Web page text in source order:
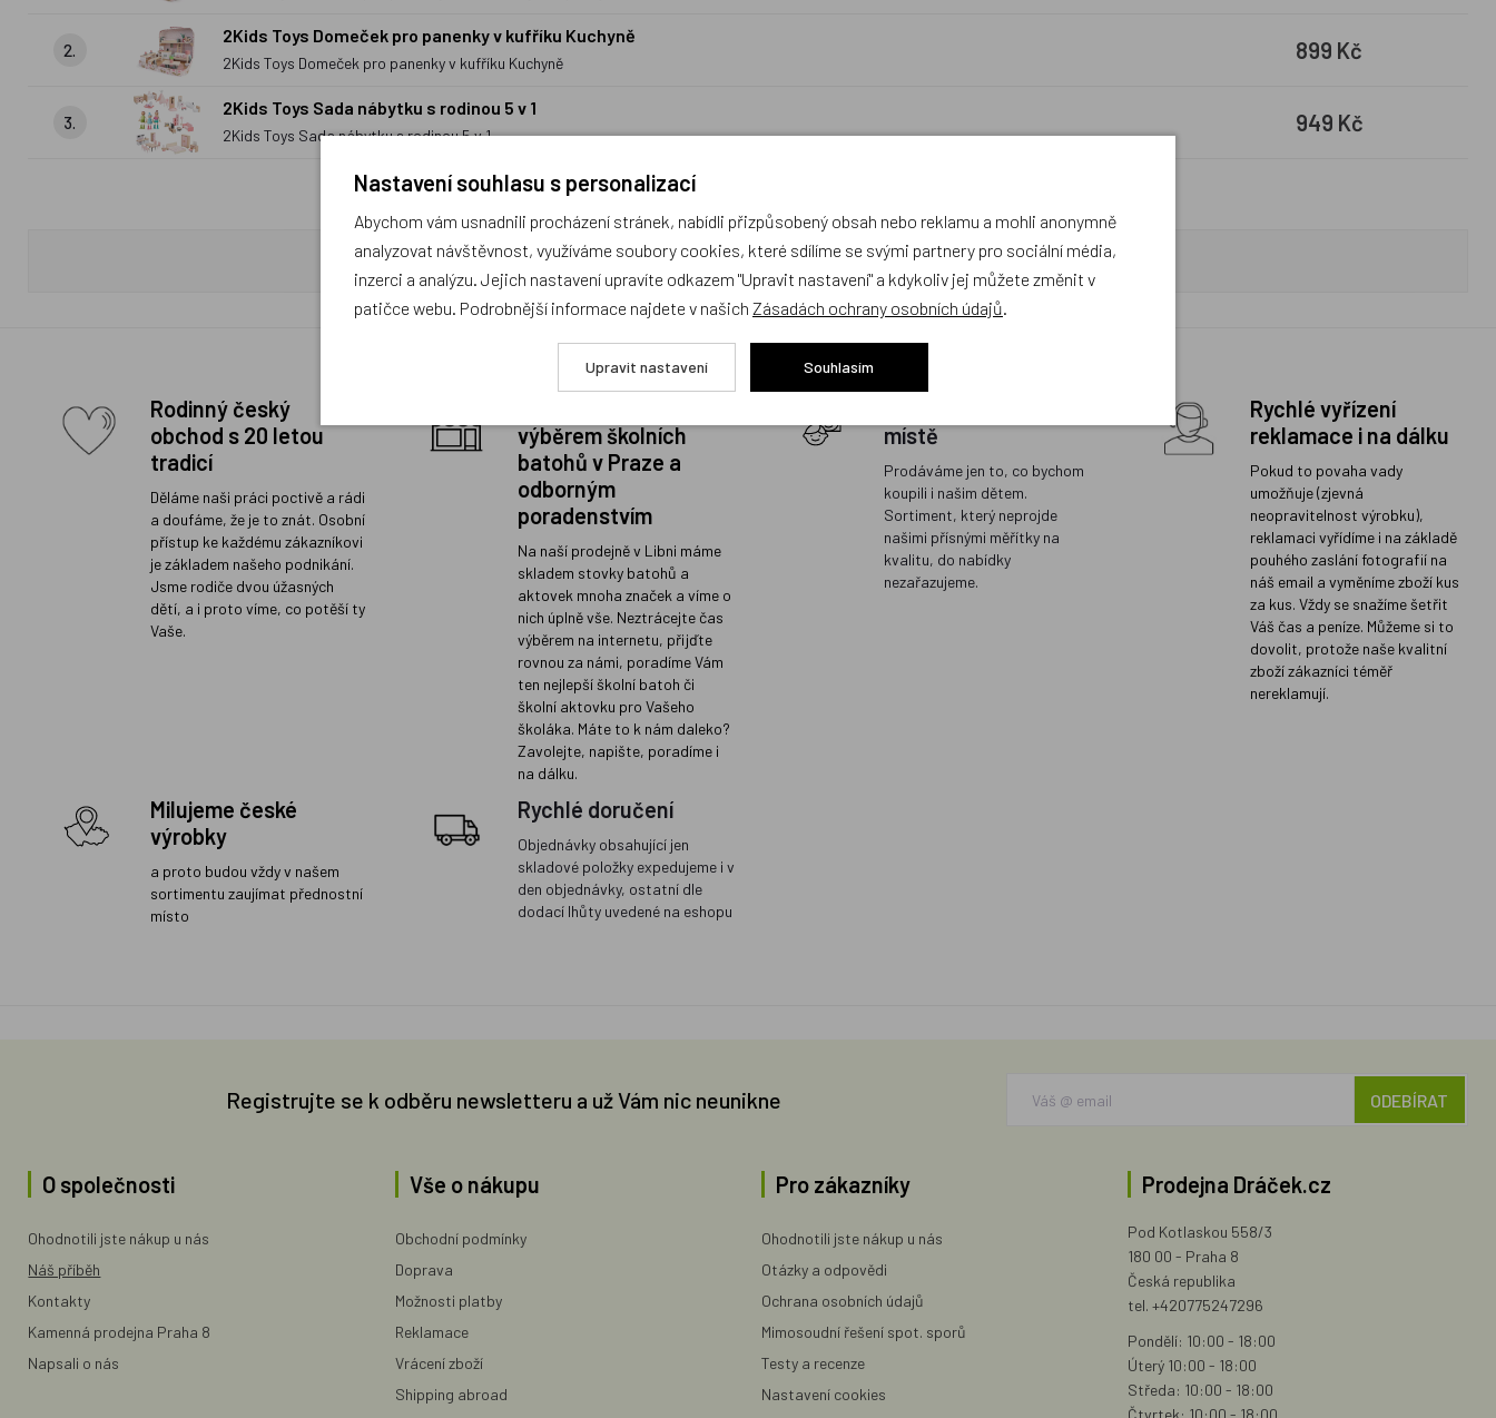
2.
2Kids Toys Domeček pro panenky v kufříku Kuchyně
2Kids Toys Domeček pro panenky v kufříku Kuchyně 899 Kč
3.
2Kids Toys Sada nábytku s rodinou 5 v 1
2Kids Toys Sada nábytku s rodinou 5 v 1 949 Kč
Zobrazit
Nebyly nalezeny žádné produkty.
Rodinný český
obchod s 20 letou
tradicí
Děláme naši práci poctivě a rádi
a doufáme, že je to znát. Osobní
přístup ke každému zákazníkovi
je základem našeho podnikání.
Jsme rodiče dvou úžasných
dětí, a i proto víme, co potěší ty
Vaše.
výběrem školních
batohů v Praze a
odborným
poradenstvím
Na naší prodejně v Libni máme
skladem stovky batohů a
aktovek mnoha značek a víme o
nich úplně vše. Neztrácejte čas
výběrem na internetu, přijďte
rovnou za námi, poradíme Vám
ten nejlepší školní batoh či
školní aktovku pro Vašeho
školáka. Máte to k nám daleko?
Zavolejte, napište, poradíme i
na dálku.
místě
Prodáváme jen to, co bychom
koupili i našim dětem.
Sortiment, který neprojde
našimi přísnými měřítky na
kvalitu, do nabídky
nezařazujeme.
Rychlé vyřízení
reklamace i na dálku
Pokud to povaha vady
umožňuje (zjevná
neopravitelnost výrobku),
reklamaci vyřídíme i na základě
pouhého zaslání fotografií na
náš email a vyměníme zboží kus
za kus. Vždy se snažíme šetřit
Váš čas a peníze. Můžeme si to
dovolit, protože naše kvalitní
zboží zákazníci téměř
nereklamují.
Milujeme české
výrobky
a proto budou vždy v našem
sortimentu zaujímat přednostní
místo
Rychlé doručení
Objednávky obsahující jen
skladové položky expedujeme i v
den objednávky, ostatní dle
dodací lhůty uvedené na eshopu
Registrujte se k odběru newsletteru a už Vám nic neunikne ODEBÍRAT
O společnosti
Ohodnotili jste nákup u nás
Náš příběh
Kontakty
Kamenná prodejna Praha 8
Napsali o nás
Vše o nákupu
Obchodní podmínky
Doprava
Možnosti platby
Reklamace
Vrácení zboží
Shipping abroad
Pro zákazníky
Ohodnotili jste nákup u nás
Otázky a odpovědi
Ochrana osobních údajů
Mimosoudní řešení spot. sporů
Testy a recenze
Nastavení cookies
Prodejna Dráček.cz
Pod Kotlaskou 558/3
180 00 - Praha 8
Česká republika
tel. +420775247296
Pondělí: 10:00 - 18:00
Úterý 10:00 - 18:00
Středa: 10:00 - 18:00
Čtvrtek: 10:00 - 18:00
Nastavení souhlasu s personalizací
Abychom vám usnadnili procházení stránek, nabídli přizpůsobený obsah nebo reklamu a mohli anonymně
analyzovat návštěvnost, využíváme soubory cookies, které sdílíme se svými partnery pro sociální média,
inzerci a analýzu. Jejich nastavení upravíte odkazem "Upravit nastavení" a kdykoliv jej můžete změnit v
patičce webu. Podrobnější informace najdete v našich Zásadách ochrany osobních údajů
Upravit nastavení Souhlasím